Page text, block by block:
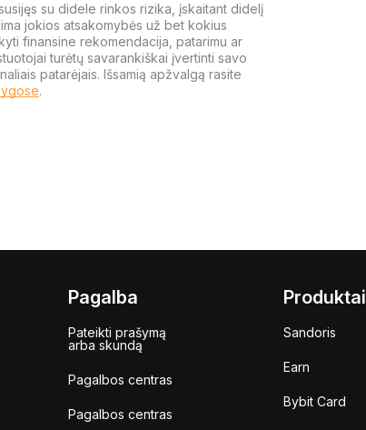
su didele rinkos rizika, įskaitant didelį
jokios atsakomybės už bet kokius
finansine rekomendacija, patarimu ar
turėtų savarankiškai įvertinti savo
patarėjais. Išsamią apžvalgą rasite
.
Pagalba
Pateikti prašymą
arba skundą
Pagalbos centras
Pagalbos centras
Produktai
Sandoris
Earn
Bybit Card